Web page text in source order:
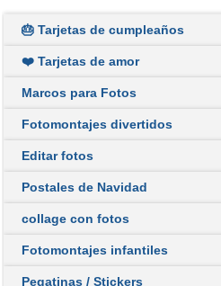
🎂 Tarjetas de cumpleaños
❤️ Tarjetas de amor
Marcos para Fotos
Fotomontajes divertidos
Editar fotos
Postales de Navidad
collage con fotos
Fotomontajes infantiles
Pegatinas / Stickers